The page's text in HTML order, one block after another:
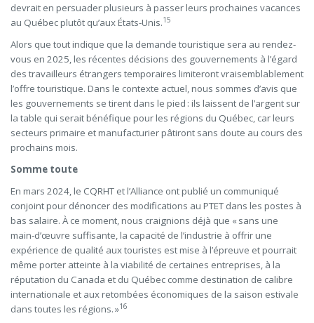
devrait en persuader plusieurs à passer leurs prochaines vacances
au Québec plutôt qu’aux États-Unis.15
Alors que tout indique que la demande touristique sera au rendez-
vous en 2025, les récentes décisions des gouvernements à l’égard
des travailleurs étrangers temporaires limiteront vraisemblablement
l’offre touristique. Dans le contexte actuel, nous sommes d’avis que
les gouvernements se tirent dans le pied : ils laissent de l’argent sur
la table qui serait bénéfique pour les régions du Québec, car leurs
secteurs primaire et manufacturier pâtiront sans doute au cours des
prochains mois.
Somme toute
En mars 2024, le CQRHT et l’Alliance ont publié un communiqué
conjoint pour dénoncer des modifications au PTET dans les postes à
bas salaire. À ce moment, nous craignions déjà que « sans une
main-d’œuvre suffisante, la capacité de l’industrie à offrir une
expérience de qualité aux touristes est mise à l’épreuve et pourrait
même porter atteinte à la viabilité de certaines entreprises, à la
réputation du Canada et du Québec comme destination de calibre
internationale et aux retombées économiques de la saison estivale
dans toutes les régions. »16